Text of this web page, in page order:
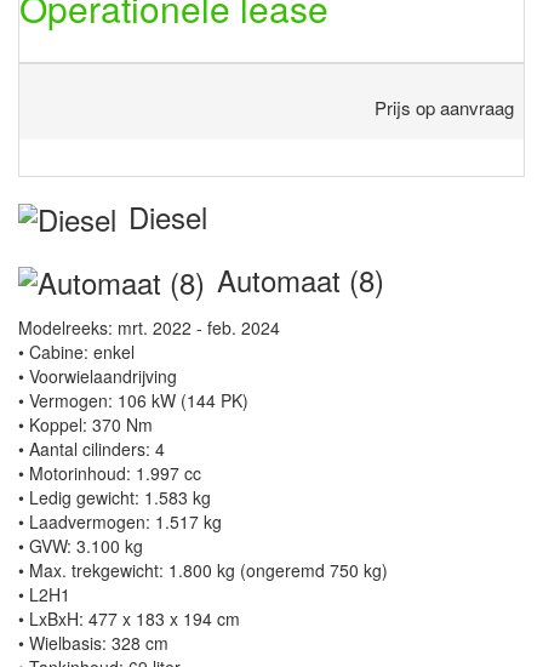
Prijs op aanvraag
Diesel
Automaat (8)
Modelreeks: mrt. 2022 - feb. 2024
• Cabine: enkel
• Voorwielaandrijving
• Vermogen: 106 kW (144 PK)
• Koppel: 370 Nm
• Aantal cilinders: 4
• Motorinhoud: 1.997 cc
• Ledig gewicht: 1.583 kg
• Laadvermogen: 1.517 kg
• GVW: 3.100 kg
• Max. trekgewicht: 1.800 kg (ongeremd 750 kg)
• L2H1
• LxBxH: 477 x 183 x 194 cm
• Wielbasis: 328 cm